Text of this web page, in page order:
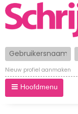
Gebruikersnaam
Nieuw profiel aanmaken
Hoofdmenu